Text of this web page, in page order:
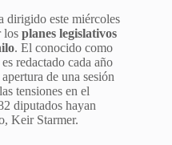
dirigido este miércoles
los planes legislativos
. El conocido como
redactado cada año
de una sesión
tensiones en el
diputados hayan
Keir Starmer.